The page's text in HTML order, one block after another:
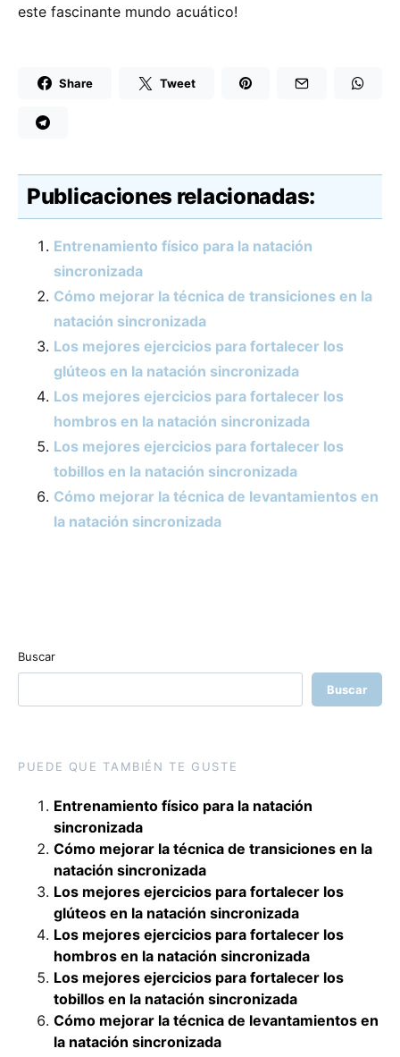
este fascinante mundo acuático!
Share Tweet
Publicaciones relacionadas:
Entrenamiento físico para la natación
sincronizada
Cómo mejorar la técnica de transiciones en la
natación sincronizada
Los mejores ejercicios para fortalecer los
glúteos en la natación sincronizada
Los mejores ejercicios para fortalecer los
hombros en la natación sincronizada
Los mejores ejercicios para fortalecer los
tobillos en la natación sincronizada
Cómo mejorar la técnica de levantamientos en
la natación sincronizada
Buscar
Buscar
PUEDE QUE TAMBIÉN TE GUSTE
Entrenamiento físico para la natación
sincronizada
Cómo mejorar la técnica de transiciones en la
natación sincronizada
Los mejores ejercicios para fortalecer los
glúteos en la natación sincronizada
Los mejores ejercicios para fortalecer los
hombros en la natación sincronizada
Los mejores ejercicios para fortalecer los
tobillos en la natación sincronizada
Cómo mejorar la técnica de levantamientos en
la natación sincronizada